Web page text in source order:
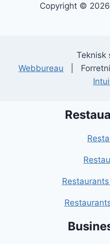
Copyright ©
Teknisk
Webbureau |